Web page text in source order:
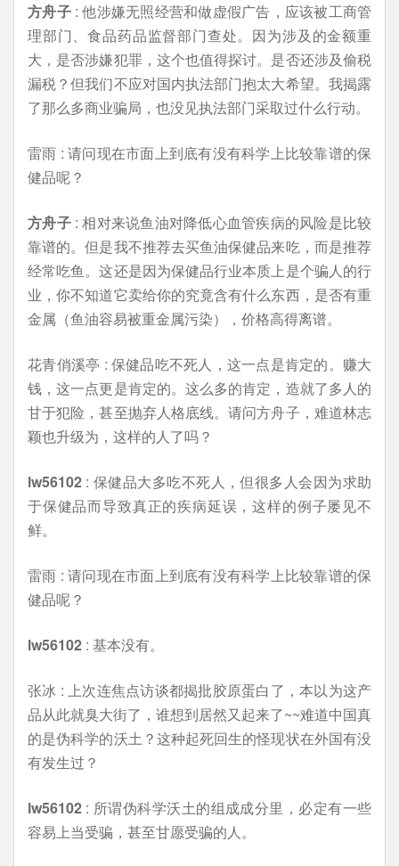
方舟子: 他涉嫌无照经营和做虚假广告，应该被工商管
理部门、食品药品监督部门查处。因为涉及的金额重
大，是否涉嫌犯罪，这个也值得探讨。是否还涉及偷税
漏税？但我们不应对国内执法部门抱太大希望。我揭露
了那么多商业骗局，也没见执法部门采取过什么行动。
雷雨 : 请问现在市面上到底有没有科学上比较靠谱的保
健品呢？
方舟子: 相对来说鱼油对降低心血管疾病的风险是比较
靠谱的。但是我不推荐去买鱼油保健品来吃，而是推荐
经常吃鱼。这还是因为保健品行业本质上是个骗人的行
业，你不知道它卖给你的究竟含有什么东西，是否有重
金属（鱼油容易被重金属污染），价格高得离谱。
花青俏溪亭 : 保健品吃不死人，这一点是肯定的。赚大
钱，这一点更是肯定的。这么多的肯定，造就了多人的
甘于犯险，甚至抛弃人格底线。请问方舟子，难道林志
颖也升级为，这样的人了吗？
lw56102 : 保健品大多吃不死人，但很多人会因为求助
于保健品而导致真正的疾病延误，这样的例子屡见不
鲜。
雷雨 : 请问现在市面上到底有没有科学上比较靠谱的保
健品呢？
lw56102 : 基本没有。
张冰 : 上次连焦点访谈都揭批胶原蛋白了，本以为这产
品从此就臭大街了，谁想到居然又起来了~~难道中国真
的是伪科学的沃土？这种起死回生的怪现状在外国有没
有发生过？
lw56102 : 所谓伪科学沃土的组成成分里，必定有一些
容易上当受骗，甚至甘愿受骗的人。